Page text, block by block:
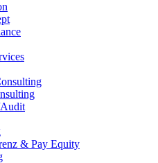
& Pay Equity